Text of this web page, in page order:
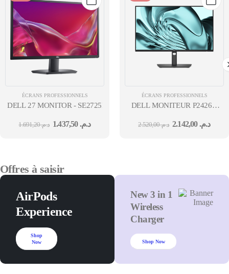
ÉCRANS PROFESSIONNELS
DELL 27 MONITOR - SE2725H - 68.5CM (27) FULL HD (1080P)
د.م.1.691,20 د.م.1.437,50
ÉCRANS PROFESSIONNELS
DELL MONITEUR P2426H
د.م.2.520,00 د.م.2.142,00
Offres à saisir
AirPods
Experience
Shop
Now
New 3 in 1
Wireless
Charger
Shop Now